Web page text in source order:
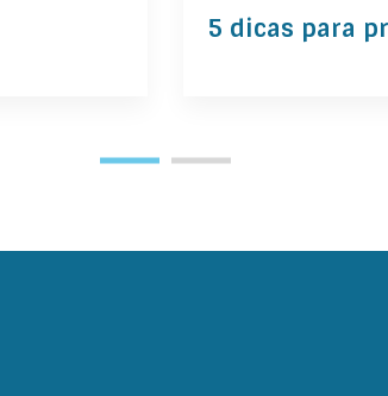
5 dicas para